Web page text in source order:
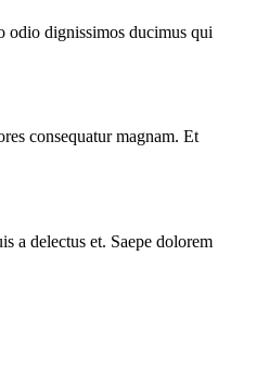
odio dignissimos ducimus qui
consequatur magnam. Et
a delectus et. Saepe dolorem